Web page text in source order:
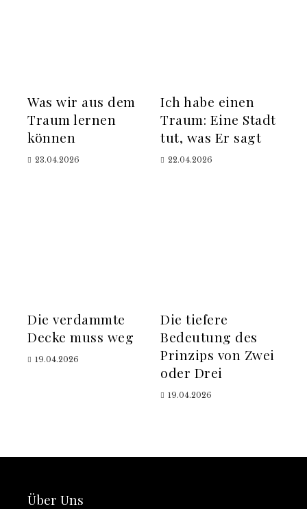
Was wir aus dem
Traum lernen
können
23.04.2026
Ich habe einen
Traum: Eine Stadt
tut, was Er sagt
22.04.2026
Die verdammte
Decke muss weg
19.04.2026
Die tiefere
Bedeutung des
Prinzips von Zwei
oder Drei
19.04.2026
Über Uns